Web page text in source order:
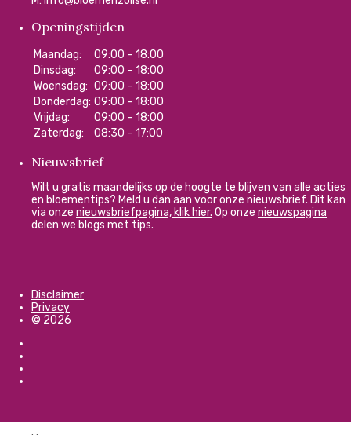
Openingstijden
Maandag:
09:00 – 18:00
Dinsdag:
09:00 – 18:00
Woensdag: 09:00 – 18:00
Donderdag: 09:00 – 18:00
Vrijdag:
09:00 – 18:00
Zaterdag:
08:30 – 17:00
Nieuwsbrief
Wilt u gratis maandelijks op de hoogte te blijven van alle acties
en bloementips? Meld u dan aan voor onze nieuwsbrief. Dit kan
via onze nieuwsbriefpagina, klik hier. Op onze nieuwspagina
delen we blogs met tips.
Disclaimer
Privacy
© 2026